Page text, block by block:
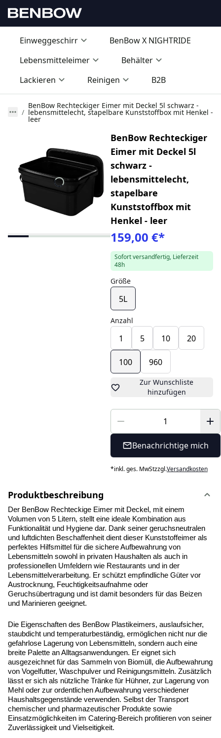
Einweggeschirr
BenBow X NIGHTRIDE
Lebensmitteleimer
Behälter
Lackieren
Reinigen B2B
BenBow Rechteckiger Eimer mit Deckel 5l schwarz -
lebensmittelecht, stapelbare Kunststoffbox mit Henkel -
leer
BenBow Rechteckiger
Eimer mit Deckel 5l
schwarz -
lebensmittelecht,
stapelbare
Kunststoffbox mit
Henkel - leer
159,00 €*
Sofort versandfertig, Lieferzeit
48h
Größe
5L
Anzahl
1 5 10 20
100 960
Zur Wunschliste
hinzufügen
Benachrichtige mich
*inkl. ges. MwStzzgl.Versandkosten
Produktbeschreibung
Der BenBow Rechteckige Eimer mit Deckel, mit einem
Volumen von 5 Litern, stellt eine ideale Kombination aus
Funktionalität und Hygiene dar. Dank seiner geruchsneutralen
und luftdichten Beschaffenheit dient dieser Kunststoffeimer als
perfektes Hilfsmittel für die sichere Aufbewahrung von
Lebensmitteln sowohl in privaten Haushalten als auch in
professionellen Umfeldern wie Restaurants und in der
Lebensmittelverarbeitung. Er schützt empfindliche Güter vor
Austrocknung, Feuchtigkeitsaufnahme oder
Geruchsübertragung und ist damit besonders für das Beizen
und Marinieren geeignet.
Die Eigenschaften des BenBow Plastikeimers, auslaufsicher,
staubdicht und temperaturbeständig, ermöglichen nicht nur die
gefahrlose Lagerung von Lebensmitteln, sondern auch eine
breite Palette an Alltagsanwendungen. Er eignet sich
ausgezeichnet für das Sammeln von Biomüll, die Aufbewahrung
von Vogelfutter, Waschpulver und Reinigungsmitteln. Zusätzlich
lässt er sich als nützliche Tränke für Hühner, zur Lagerung von
Mehl oder zur ordentlichen Aufbewahrung verschiedener
Haushaltsgegenstände verwenden. Selbst der Transport
chemischer und pharmazeutischer Produkte sowie
Einsatzmöglichkeiten im Catering-Bereich profitieren von seiner
Zuverlässigkeit und Vielseitigkeit.